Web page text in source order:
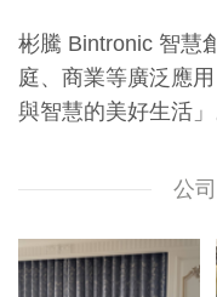
彬騰 Bintronic 智慧
庭、商業等廣泛應
與智慧的美好生活」
公